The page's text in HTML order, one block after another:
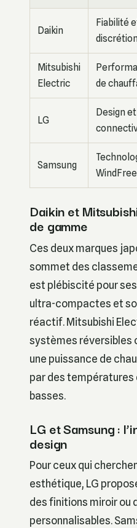
Daikin
Fiabilité
Mitsubishi
Electric
de
LG
Design et
Samsung
WindFree
Daikin et
de gamme
Ces deux marques
sommet des
est plébiscité pour
ultra-compactes et
réactif. Mitsubishi
systèmes réversibles
une puissance de
par des
basses.
LG et Samsung :
design
Pour ceux qui
esthétique, LG
des finitions miroir ou
personnalisables.